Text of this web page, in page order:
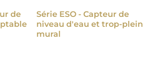
de
Série ESO - Capteur de
niveau d'eau et trop-plein
mural